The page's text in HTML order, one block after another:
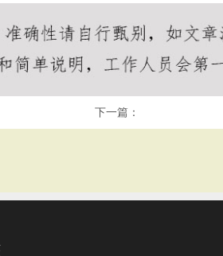
下一篇：